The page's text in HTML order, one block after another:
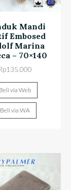
Mandi
Embosed
Marina
– 70×140
135.000
Beli via Web
Beli via WA